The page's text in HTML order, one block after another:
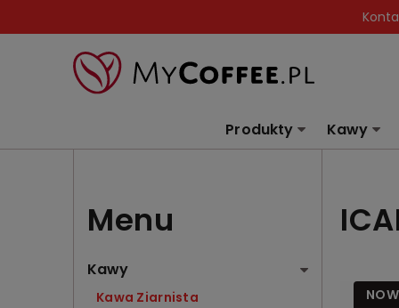
Produkty Kawy
Menu
Kawy
Kawa Ziarnista